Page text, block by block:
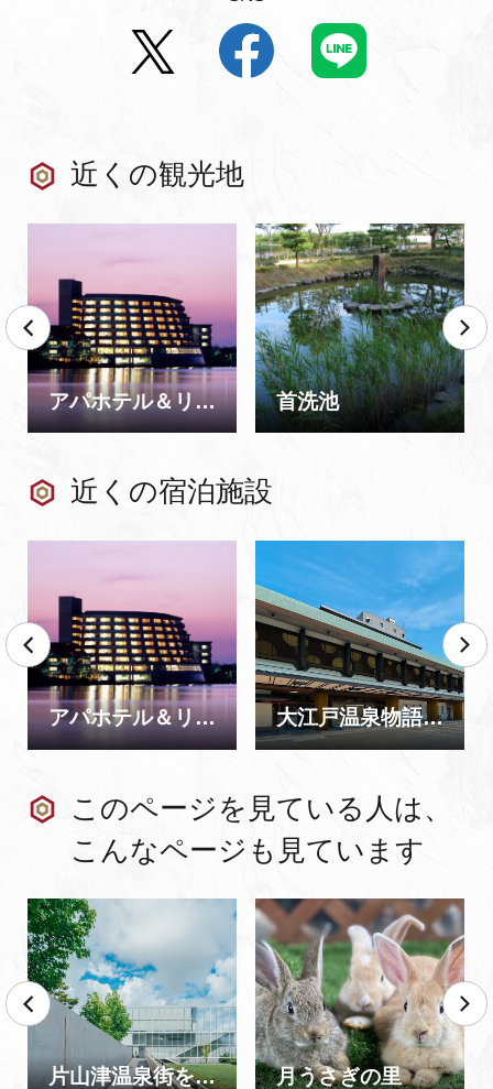
近くの観光地
アパホテル＆リゾート 加賀片山津温泉 佳水郷 首洗池
近くの宿泊施設
アパホテル＆リゾート 加賀片山津温泉 佳水郷 大江戸温泉物語 Premium 加賀まるや
このページを見ている人は、
こんなページも見ています
片山津温泉街を遊びつくそう！ 月うさぎの里